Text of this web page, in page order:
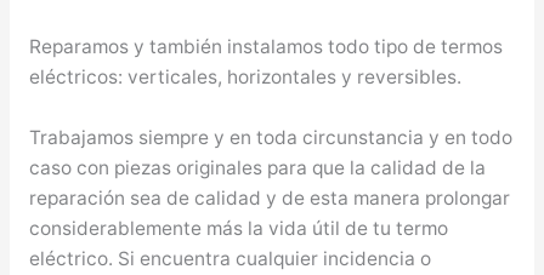
Reparamos y también instalamos todo tipo de termos
eléctricos: verticales, horizontales y reversibles.
Trabajamos siempre y en toda circunstancia y en todo
caso con piezas originales para que la calidad de la
reparación sea de calidad y de esta manera prolongar
considerablemente más la vida útil de tu termo
eléctrico. Si encuentra cualquier incidencia o